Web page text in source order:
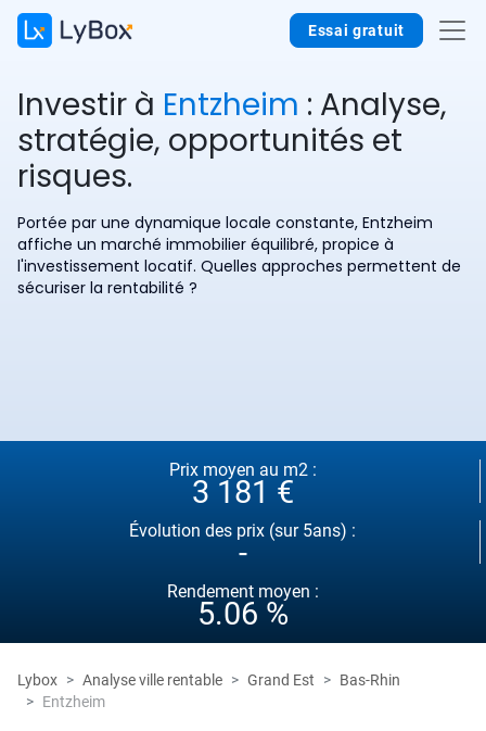
Essai gratuit
Investir à Entzheim : Analyse,
stratégie, opportunités et
risques.
Portée par une dynamique locale constante, Entzheim
affiche un marché immobilier équilibré, propice à
l'investissement locatif. Quelles approches permettent de
sécuriser la rentabilité ?
Prix moyen au m2 :
3 181 €
Évolution des prix (sur 5ans) :
-
Rendement moyen :
5.06 %
Lybox Analyse ville rentable Grand Est
Bas-Rhin
Entzheim